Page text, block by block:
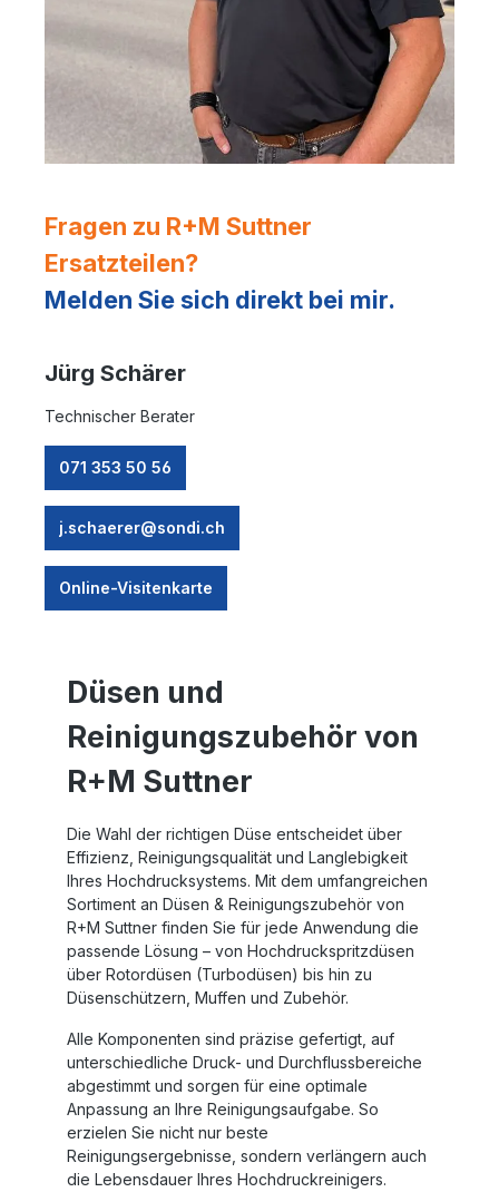
Fragen zu R+M Suttner
Ersatzteilen?
Melden Sie sich direkt bei mir.
Jürg Schärer
Technischer Berater
071 353 50 56
j.schaerer@sondi.ch
Online-Visitenkarte
Düsen und
Reinigungszubehör von
R+M Suttner
Die Wahl der richtigen Düse entscheidet über
Effizienz, Reinigungsqualität und Langlebigkeit
Ihres Hochdrucksystems. Mit dem umfangreichen
Sortiment an Düsen & Reinigungszubehör von
R+M Suttner finden Sie für jede Anwendung die
passende Lösung – von Hochdruckspritzdüsen
über Rotordüsen (Turbodüsen) bis hin zu
Düsenschützern, Muffen und Zubehör.
Alle Komponenten sind präzise gefertigt, auf
unterschiedliche Druck- und Durchflussbereiche
abgestimmt und sorgen für eine optimale
Anpassung an Ihre Reinigungsaufgabe. So
erzielen Sie nicht nur beste
Reinigungsergebnisse, sondern verlängern auch
die Lebensdauer Ihres Hochdruckreinigers.